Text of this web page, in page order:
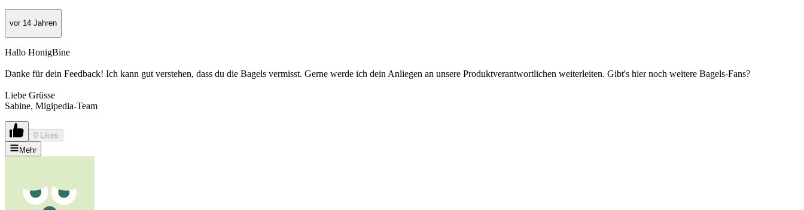
vor 14 Jahren
Hallo HonigBine
Danke für dein Feedback! Ich kann gut verstehen, dass du die Bagels vermisst. Gerne werde ich dein Anliegen an unsere Produktverantwortlichen weiterleiten. Gibt's hier noch weitere Bagels-Fans?
Liebe Grüsse
Sabine, Migipedia-Team
0 Likes
Mehr